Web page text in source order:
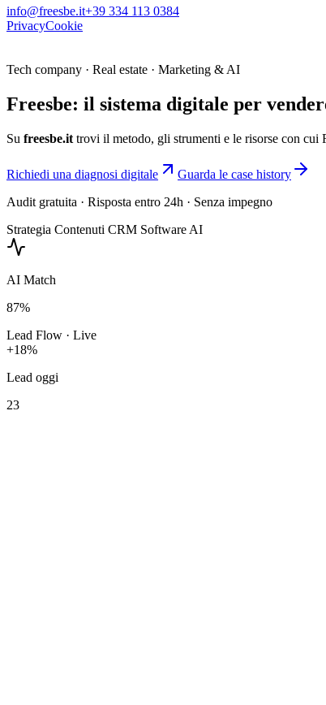
info@freesbe.it+39 334 113 0384
PrivacyCookie
Tech company · Real estate · Marketing & AI
Freesbe: il sistema digitale per
Su freesbe.it trovi il metodo, gli strumenti e le risorse con cui
Richiedi una diagnosi digitale
Guarda le case history
Audit gratuita · Risposta entro 24h · Senza impegno
Strategia Contenuti CRM Software AI
AI Match
87%
Lead Flow · Live
+18%
Lead oggi
23